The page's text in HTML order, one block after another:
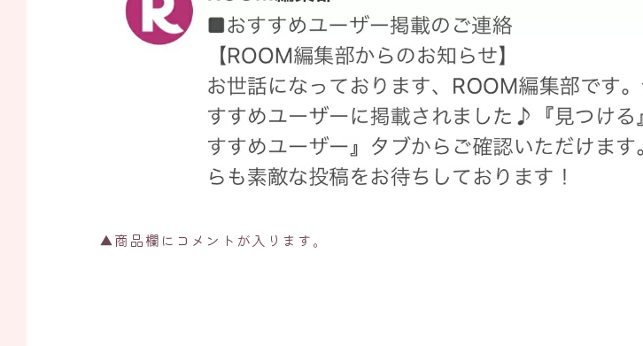
▲商品欄にコメントが入ります。